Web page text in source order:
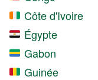
Côte d'Ivoire
Égypte
Gabon
Guinée